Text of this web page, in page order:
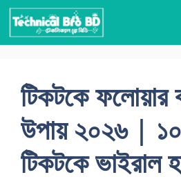
Skip
content
টিকটকে ফলোয়ার
উপায় ২০২৬ |
টিকটকে ভাইরাল